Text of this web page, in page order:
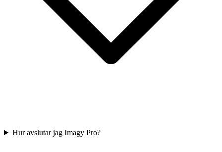
Hur avslutar jag Imagy Pro?